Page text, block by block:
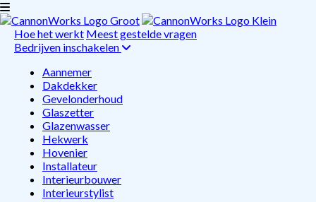
Hoe het werkt Meest gestelde vragen
Bedrijven inschakelen
Aannemer
Dakdekker
Gevelonderhoud
Glaszetter
Glazenwasser
Hekwerk
Hovenier
Installateur
Interieurbouwer
Interieurstylist